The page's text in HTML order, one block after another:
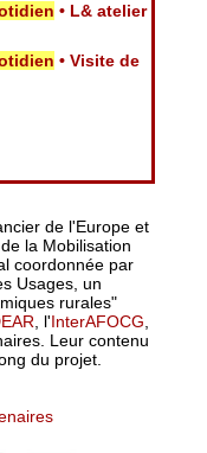
• L& atelier
• Visite de
de l'Europe et
la Mobilisation
coordonnée par
Usages, un
rurales"
, l'InterAFOCG,
Leur contenu
du projet.